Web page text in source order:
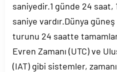
saniyedir.1 günde 24 saat,
saniye vardır.Dünya
turunu 24 saatte
Evren Zamanı (UTC) ve
(IAT) gibi sistemler,